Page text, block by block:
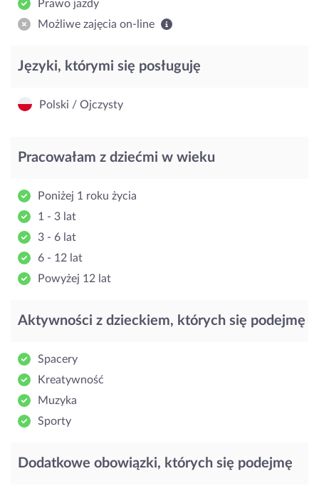
Prawo jazdy
Możliwe zajęcia on-line
Języki, którymi się posługuję
Polski / Ojczysty
Pracowałam z dziećmi w wieku
Poniżej 1 roku życia
1 - 3 lat
3 - 6 lat
6 - 12 lat
Powyżej 12 lat
Aktywności z dzieckiem, których się podejmę
Spacery
Kreatywność
Muzyka
Sporty
Dodatkowe obowiązki, których się podejmę